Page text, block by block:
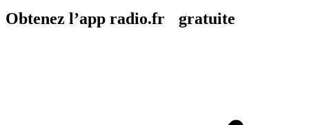
Obtenez l’app radio.fr gratuite